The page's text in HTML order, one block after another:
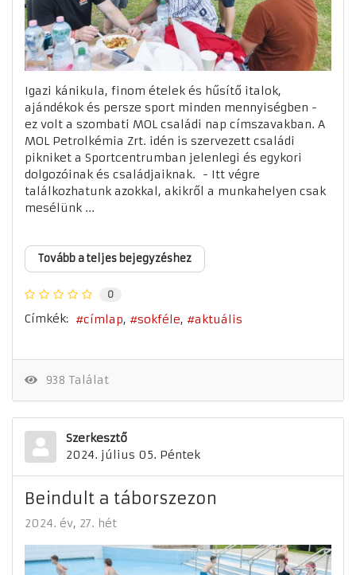
Igazi kánikula, finom ételek és hűsítő italok,
ajándékok és persze sport minden mennyiségben -
ez volt a szombati MOL családi nap címszavakban. A
MOL Petrolkémia Zrt. idén is szervezett családi
pikniket a Sportcentrumban jelenlegi és egykori
dolgozóinak és családjaiknak. - Itt végre
találkozhatunk azokkal, akikről a munkahelyen csak
mesélünk ...
Tovább a teljes bejegyzéshez
0
Címkék: címlap sokféle aktuális
938 Találat
Szerkesztő
2024. július 05. Péntek
Beindult a táborszezon
2024. év 27. hét